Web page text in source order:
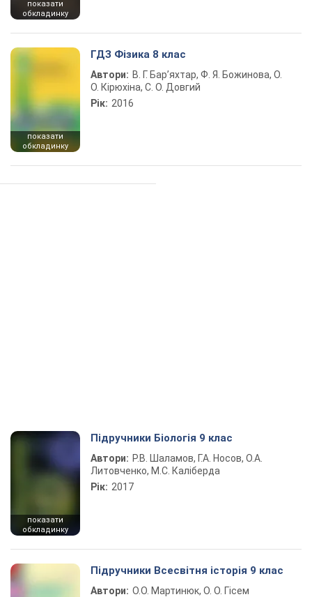
показати
обкладинку
показати
обкладинку
ГДЗ Фізика 8 клас
Автори: В. Г. Бар’яхтар, Ф. Я. Божинова, О.
О. Кірюхіна, С. О. Довгий
Рік: 2016
показати
обкладинку
Підручники Біологія 9 клас
Автори: Р.В. Шаламов, Г.А. Носов, О.А.
Литовченко, М.С. Каліберда
Рік: 2017
Підручники Всесвітня історія 9 клас
Автори: О.О. Мартинюк, О. О. Гісем